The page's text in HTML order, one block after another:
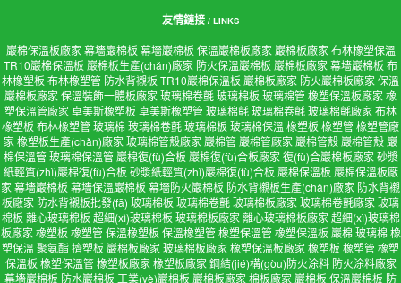
友情鏈接 / LINKS
巖棉保溫板廠家 幕墻巖棉板 幕墻巖棉板 保溫巖棉板廠家 巖棉板廠家 布林橡塑保溫
TR10巖棉保溫板 巖棉板生產(chǎn)廠家 防火保溫巖棉板 巖棉板廠家 幕墻巖棉板 布
林橡塑板 布林橡塑管 防水背襯板 TR10巖棉保溫板 巖棉板廠家 防火巖棉板廠家 保溫
巖棉板廠家 保溫裝飾一體板廠家 玻璃棉卷氈玻璃棉板 玻璃棉管橡塑保溫板廠家 橡
塑保溫管廠家 卓美斯橡塑板 卓美斯橡塑管玻璃棉氈玻璃棉卷氈玻璃棉氈廠家 布林
橡塑板 布林橡塑管玻璃棉玻璃棉卷氈玻璃棉板 玻璃棉保溫 橡塑板 橡塑管橡塑管廠
家 橡塑板生產(chǎn)廠家 玻璃棉管殼廠家 巖棉管 巖棉管廠家 巖棉管殼 巖棉管殼 巖
棉保溫管 玻璃棉保溫管 巖棉復(fù)合板 巖棉復(fù)合板廠家 復(fù)合巖棉板廠家 砂漿
紙輕質(zhì)巖棉復(fù)合板 砂漿紙輕質(zhì)巖棉復(fù)合板 巖棉保溫板 巖棉保溫板廠
家 幕墻巖棉板 幕墻保溫巖棉板 幕墻防火巖棉板 防水背襯板生產(chǎn)廠家 防水背襯
板廠家 防水背襯板批發(fā) 玻璃棉板 玻璃棉卷氈玻璃棉板廠家 玻璃棉卷氈廠家 玻璃
棉板 離心玻璃棉板 超細(xì)玻璃棉板 玻璃棉板廠家 離心玻璃棉板廠家 超細(xì)玻璃棉
板廠家 橡塑板 橡塑管 保溫橡塑板 保溫橡塑管 橡塑保溫管 橡塑保溫板 巖棉 玻璃棉 橡
塑保溫 聚氨酯擠塑板 巖棉板廠家 玻璃棉板廠家 橡塑保溫板廠家 橡塑板 橡塑管橡塑
保溫板 橡塑保溫管 橡塑板廠家 橡塑板廠家 鋼結(jié)構(gòu)防火涂料 防火涂料廠家
幕墻巖棉板 防水巖棉板 工業(yè)巖棉板 巖棉板廠家 棉板廠家 巖棉板 保溫巖棉板 防